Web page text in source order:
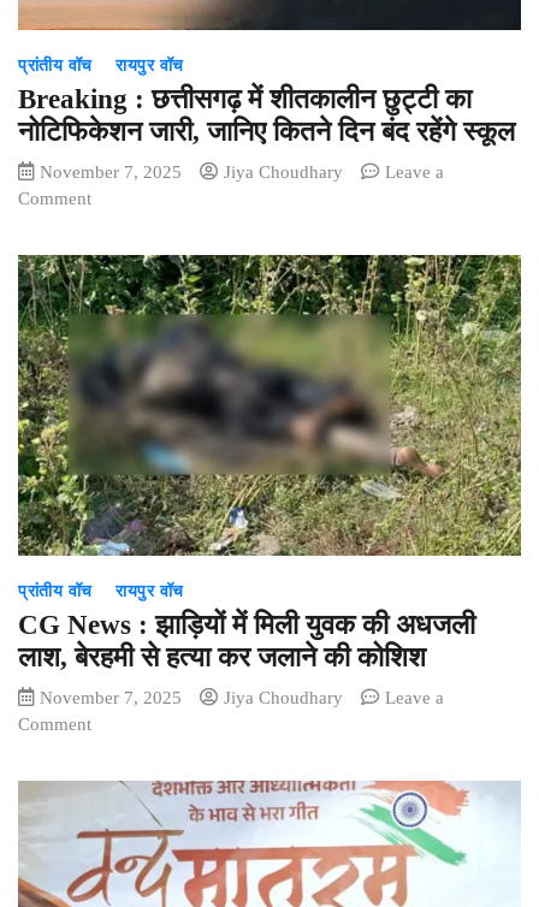
प्रांतीय वॉच रायपुर वॉच
Breaking : छत्तीसगढ़ में शीतकालीन छुट्टी का
नोटिफिकेशन जारी, जानिए कितने दिन बंद रहेंगे स्कूल
November 7, 2025 Jiya Choudhary
Leave a
Commenton
छत्तीसगढ़
में
छुट्टी
नोटिफिकेशन
कितने
दिन
बंद
स्कूल
प्रांतीय वॉच रायपुर वॉच
CG News : झाड़ियों में मिली युवक की अधजली
लाश, बेरहमी से हत्या कर जलाने की कोशिश
November 7, 2025 Jiya Choudhary
Leave a
Commenton
झाड़ियों
मिली